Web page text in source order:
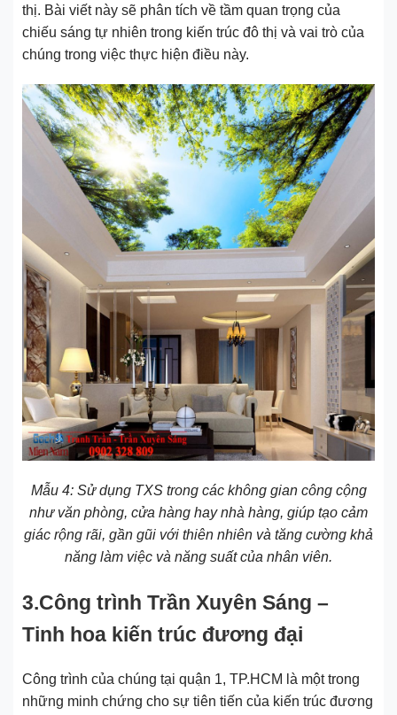
thị. Bài viết này sẽ phân tích về tầm quan trọng của
chiếu sáng tự nhiên trong kiến trúc đô thị và vai trò của
chúng trong việc thực hiện điều này.
Mẫu 4: Sử dụng TXS trong các không gian công cộng
như văn phòng, cửa hàng hay nhà hàng, giúp tạo cảm
giác rộng rãi, gần gũi với thiên nhiên và tăng cường khả
năng làm việc và năng suất của nhân viên.
3.Công trình Trần Xuyên Sáng –
Tinh hoa kiến trúc đương đại
Công trình của chúng tại quận 1, TP.HCM là một trong
những minh chứng cho sự tiên tiến của kiến trúc đương